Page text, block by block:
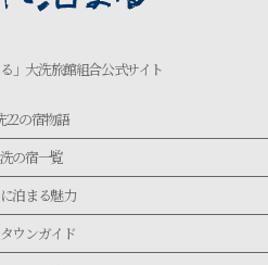
」大洗旅館組合公式サイト
22の宿物語
の宿一覧
泊まる魅力
ウンガイド